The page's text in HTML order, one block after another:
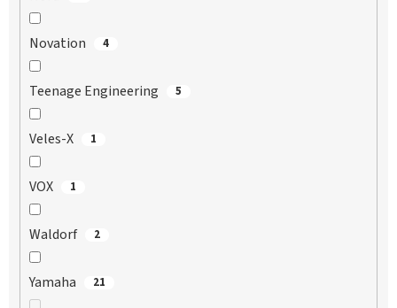
Novation 4
Teenage Engineering 5
Veles-X 1
VOX 1
Waldorf 2
Yamaha 21